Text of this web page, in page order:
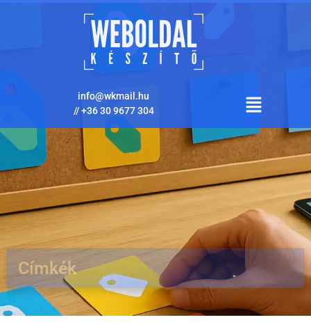
info@wkmail.hu
//+36 30 9677 304
Címkék